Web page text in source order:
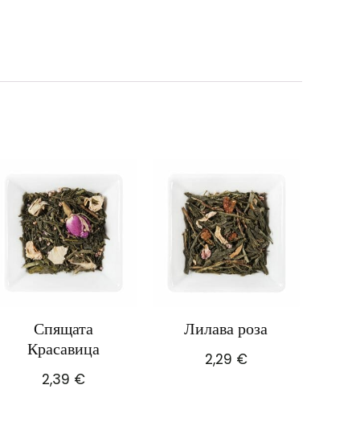
Спящата
Красавица
2,39 €
Лилава роза
2,29 €